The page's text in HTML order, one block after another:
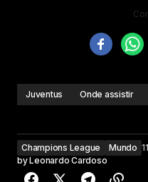
Juventus Onde assistir
Champions League Mundo
byLeonardo Cardoso